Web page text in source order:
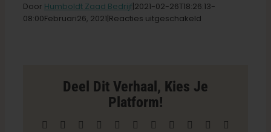
Door Humboldt Zaad Bedrijf|2021-02-26T18:26:13-
08:00Februari26, 2021|Reacties uitgeschakeld
Calhoun
Deel Dit Verhaal, Kies Je
Platform!
Facebook Reddit LinkedInWhatsAppTelegram
TumblrPinterest Xing